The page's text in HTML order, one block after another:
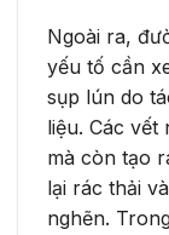
Ngoài ra,
yếu tố cần
sụp lún do
liệu. Các
mà còn tạo
lại rác thải
nghẽn.